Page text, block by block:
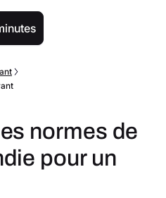
normes de
pour un